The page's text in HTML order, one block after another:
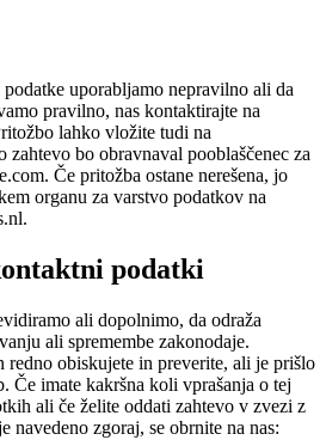
podatke uporabljamo nepravilno ali da
pravilno, nas kontaktirajte na
lahko vložite tudi na
zahtevo bo obravnaval pooblaščenec za
Če pritožba ostane nerešena, jo
organu za varstvo podatkov na
podatki
ali dopolnimo, da odraža
ali spremembe zakonodaje.
redno obiskujete in preverite, ali je prišlo
Če imate kakršna koli vprašanja o tej
ali če želite oddati zahtevo v zvezi z
navedeno zgoraj, se obrnite na nas: